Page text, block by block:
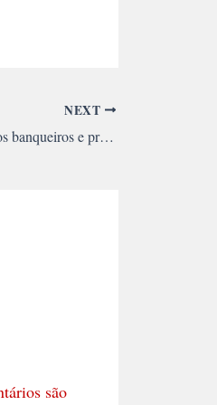
NEXT
Rejeitar a proposta dos banqueiros e preparar a greve geral bancária
são